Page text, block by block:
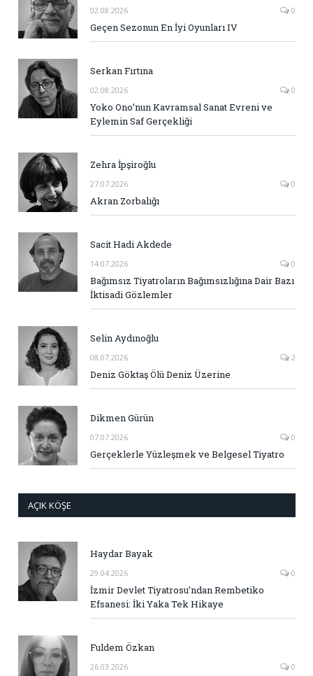
02.08.2026 0
Geçen Sezonun En İyi Oyunları IV
Serkan Fırtına
02.08.2026 0
Yoko Ono’nun Kavramsal Sanat Evreni ve
Eylemin Saf Gerçekliği
Zehra İpşiroğlu
27.07.2026 0
Akran Zorbalığı
Sacit Hadi Akdede
14.07.2026 0
Bağımsız Tiyatroların Bağımsızlığına Dair Bazı
İktisadi Gözlemler
Selin Aydınoğlu
08.07.2026 2
Deniz Göktaş Ölü Deniz Üzerine
Dikmen Gürün
07.07.2026 0
Gerçeklerle Yüzleşmek ve Belgesel Tiyatro
AÇIK KÖŞE
Haydar Bayak
29.04.2026 0
İzmir Devlet Tiyatrosu’ndan Rembetiko
Efsanesi: İki Yaka Tek Hikaye
Fuldem Özkan
26.03.2026 0